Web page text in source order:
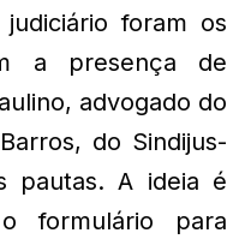
foram os
a presença de
advogado do
do Sindijus-
pautas. A ideia é
formulário para